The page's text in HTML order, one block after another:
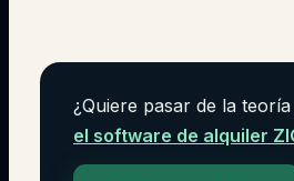
¿Quiere pasar de la
el software de alquiler